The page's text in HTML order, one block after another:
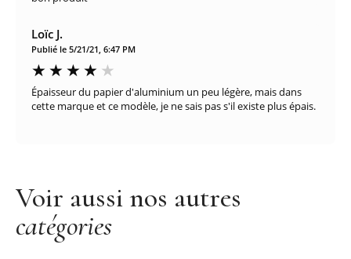
Loïc J.
Publié le 5/21/21, 6:47 PM
Épaisseur du papier d'aluminium un peu légère, mais dans
cette marque et ce modèle, je ne sais pas s'il existe plus épais.
Voir aussi nos autres
catégories